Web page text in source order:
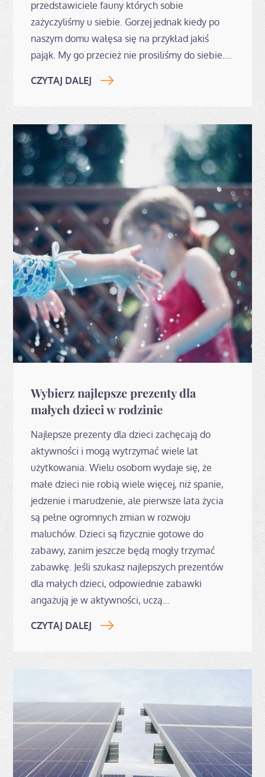
przedstawiciele fauny których sobie
zażyczyliśmy u siebie. Gorzej jednak kiedy po
naszym domu wałęsa się na przykład jakiś
pająk. My go przecież nie prosiliśmy do siebie.…
CZYTAJ DALEJ
Wybierz najlepsze prezenty dla
małych dzieci w rodzinie
Najlepsze prezenty dla dzieci zachęcają do
aktywności i mogą wytrzymać wiele lat
użytkowania. Wielu osobom wydaje się, że
małe dzieci nie robią wiele więcej, niż spanie,
jedzenie i marudzenie, ale pierwsze lata życia
są pełne ogromnych zmian w rozwoju
maluchów. Dzieci są fizycznie gotowe do
zabawy, zanim jeszcze będą mogły trzymać
zabawkę. Jeśli szukasz najlepszych prezentów
dla małych dzieci, odpowiednie zabawki
angażują je w aktywności, uczą…
CZYTAJ DALEJ